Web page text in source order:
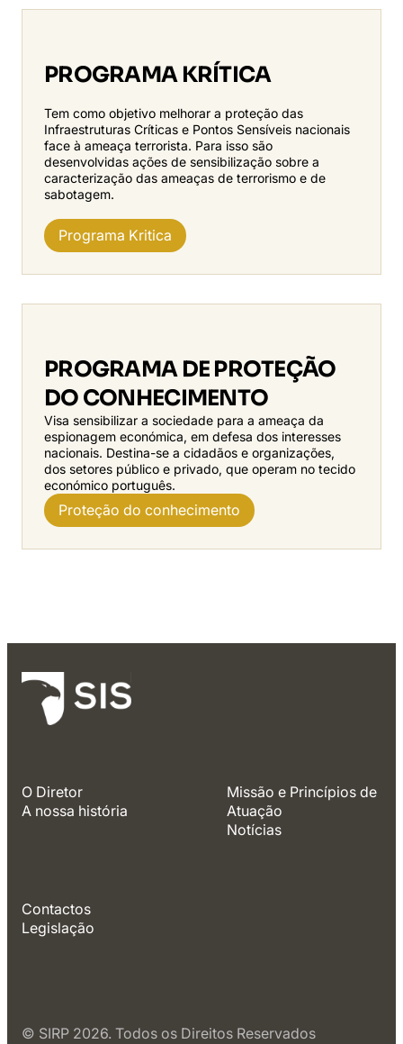
PROGRAMA KRÍTICA
Tem como objetivo melhorar a proteção das
Infraestruturas Críticas e Pontos Sensíveis nacionais
face à ameaça terrorista. Para isso são
desenvolvidas ações de sensibilização sobre a
caracterização das ameaças de terrorismo e de
sabotagem.
Programa Kritica
PROGRAMA DE PROTEÇÃO
DO CONHECIMENTO
Visa sensibilizar a sociedade para a ameaça da
espionagem económica, em defesa dos interesses
nacionais. Destina-se a cidadãos e organizações,
dos setores público e privado, que operam no tecido
económico português.
Proteção do conhecimento
O Diretor
A nossa história
Missão e Princípios de
Atuação
Notícias
Contactos
Legislação
© SIRP 2026. Todos os Direitos Reservados